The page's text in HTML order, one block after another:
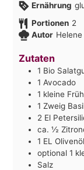
Ernährung
Portionen 2
Autor
Zutaten
1 Bio
1 Avocado
1 kleine
1 Zweig
2 El
ca. ½
1 EL Olivenöl
optional 1
Salz